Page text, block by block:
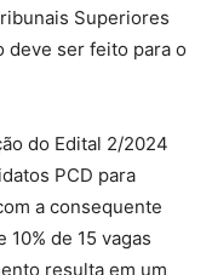
Superiores
deve ser feito para o
do Edital 2/2024
PCD para
a consequente
de 15 vagas
resulta em um